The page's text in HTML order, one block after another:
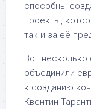
способны
проекты,
так и за её
Вот
объединили
к созданию
Квентин